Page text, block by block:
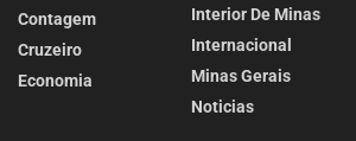
Contagem
Cruzeiro
Economia
Interior De Minas
Internacional
Minas Gerais
Noticias